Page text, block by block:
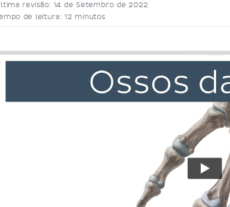
revisão: 14 de Setembro de 2022
de leitura: 12 minutos